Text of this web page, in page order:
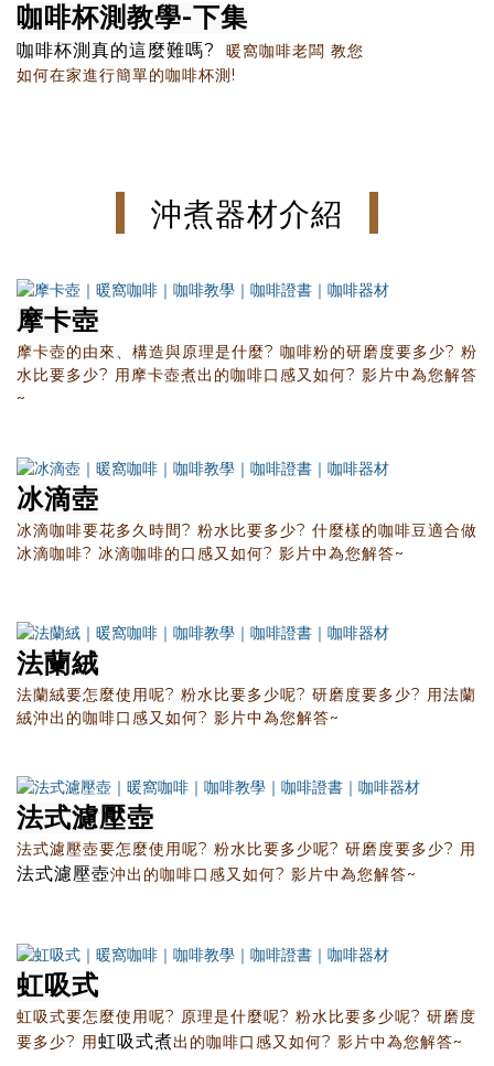
咖啡杯測教學-下集
咖啡杯測真的這麼難嗎? 暖窩咖啡老闆 教您
如何在家進行簡單的咖啡杯測!
沖煮器材介紹
摩卡壺
摩卡壺的由來、構造與原理是什麼? 咖啡粉的研磨度要多少? 粉
水比要多少? 用摩卡壺煮出的咖啡口感又如何? 影片中為您解答
~
冰滴壺
冰滴咖啡要花多久時間? 粉水比要多少? 什麼樣的咖啡豆適合做
冰滴咖啡? 冰滴咖啡的口感又如何? 影片中為您解答~
法蘭絨
法蘭絨要怎麼使用呢? 粉水比要多少呢? 研磨度要多少? 用法蘭
絨沖出的咖啡口感又如何? 影片中為您解答~
法式濾壓壺
法式濾壓壺要怎麼使用呢? 粉水比要多少呢? 研磨度要多少? 用
法式濾壓壺沖出的咖啡口感又如何? 影片中為您解答~
虹吸式
虹吸式要怎麼使用呢? 原理是什麼呢? 粉水比要多少呢? 研磨度
要多少? 用虹吸式煮出的咖啡口感又如何? 影片中為您解答~